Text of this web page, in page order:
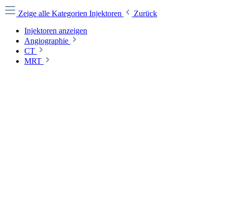
Zeige alle Kategorien Injektoren
Zurück
Injektoren anzeigen
Angiographie
CT
MRT